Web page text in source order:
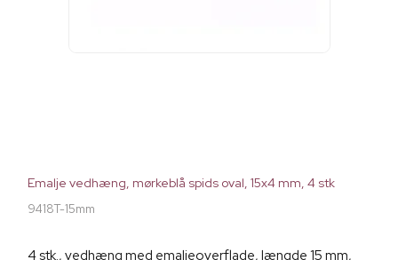
Emalje vedhæng, mørkeblå spids oval, 15x4 mm, 4 stk
9418T-15mm
4 stk., vedhæng med emaljeoverflade, længde 15 mm,